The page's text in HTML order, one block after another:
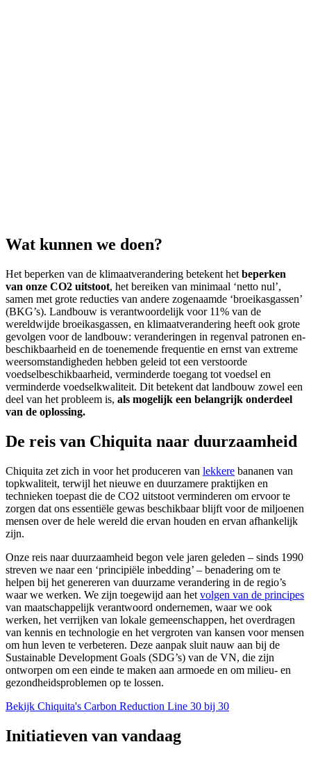
Wat kunnen we doen?
Het beperken van de klimaatverandering betekent het beperken
van onze CO2 uitstoot, het bereiken van minimaal ‘netto nul’,
samen met grote reducties van andere zogenaamde ‘broeikasgassen’
(BKG’s). Landbouw is verantwoordelijk voor 11% van de
wereldwijde broeikasgassen, en klimaatverandering heeft ook grote
gevolgen voor de landbouw: veranderingen in regenval patronen en-
beschikbaarheid en de toenemende frequentie en ernst van extreme
weersomstandigheden hebben geleid tot een verstoorde
voedselbeschikbaarheid, verminderde toegang tot voedsel en
verminderde voedselkwaliteit. Dit betekent dat landbouw zowel een
deel van het probleem is, als mogelijk een belangrijk onderdeel
van de oplossing.
De reis van Chiquita naar duurzaamheid
Chiquita zet zich in voor het produceren van lekkere bananen van
topkwaliteit, terwijl het nieuwe en duurzamere praktijken en
technieken toepast die de CO2 uitstoot verminderen om ervoor te
zorgen dat ons essentiële gewas beschikbaar blijft voor de miljoenen
mensen over de hele wereld die ervan houden en ervan afhankelijk
zijn.
Onze reis naar duurzaamheid begon vele jaren geleden – sinds 1990
streven we naar een ‘principiële inbedding’ – benadering om te
helpen bij het genereren van duurzame verandering in de regio’s
waar we werken. We zijn toegewijd aan het volgen van de principes
van maatschappelijk verantwoord ondernemen, waar we ook
werken, het verrijken van lokale gemeenschappen, het overdragen
van kennis en technologie en het vergroten van kansen voor mensen
om hun leven te verbeteren. Deze aanpak sluit nauw aan bij de
Sustainable Development Goals (SDG’s) van de VN, die zijn
ontworpen om een einde te maken aan armoede en om milieu- en
gezondheidsproblemen op te lossen.
Bekijk Chiquita's Carbon Reduction Line 30 bij 30
Initiatieven van vandaag